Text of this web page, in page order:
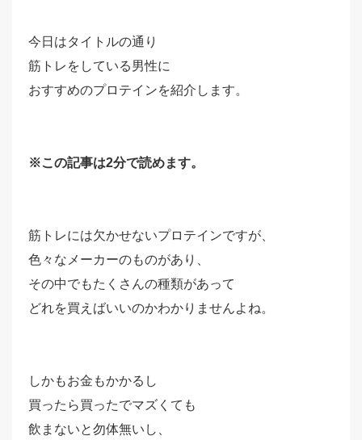
今日はタイトルの通り
筋トレをしている男性に
おすすめのプロテインを紹介します。
※この記事は2分で読めます。
筋トレには欠かせないプロテインですが、
色々なメーカーのものがあり、
その中でもたくさんの種類があって
どれを買えばいいのかわかりませんよね。
しかもお金もかかるし
買ったら買ったでマズくても
飲まないと勿体無いし、